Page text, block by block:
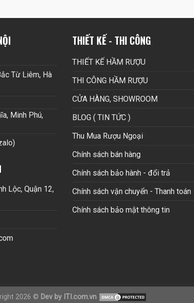
Từ Liêm, Hà
Minh Phú,
Lộc, Quận 12,
THIẾT KẾ - THI CÔNG
THIẾT KẾ HẦM RƯỢU
THI CÔNG HẦM RƯỢU
CỬA HÀNG, SHOWROOM
BLOG ( TIN TỨC )
Thu Mua Rượu Ngoại
Chính sách bán hàng
Chính sách bảo hành - đổi trả
Chính sách vận chuyển - Thanh toán
Chính sách bảo mật thông tin
2026 © Dev by ITI.com.vn